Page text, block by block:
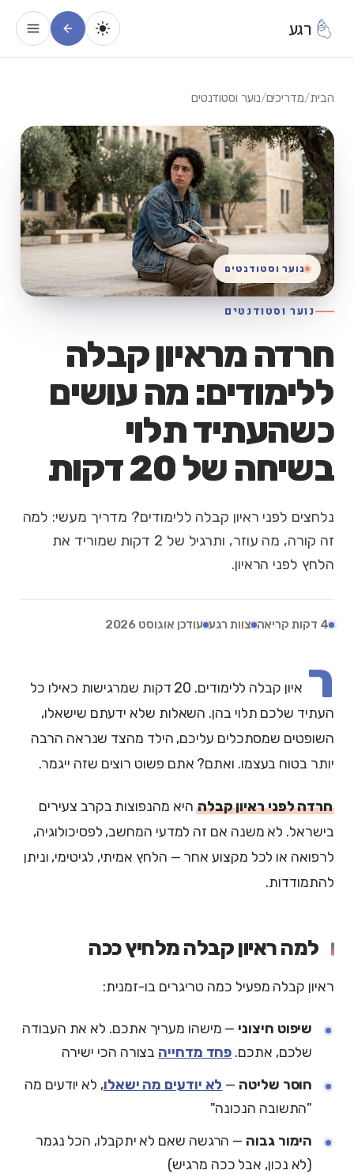
רגע
הבית/מדריכים/נוער וסטודנטים
נוער וסטודנטים
חרדה מראיון קבלה
ללימודים: מה עושים
כשהעתיד תלוי
בשיחה של 20 דקות
נלחצים לפני ראיון קבלה ללימודים? מדריך מעשי: למה
זה קורה, מה עוזר, ותרגיל של 2 דקות שמוריד את
הלחץ לפני הראיון.
4 דקות קריאה צוות רגע עודכן אוגוסט 2026
נוער וסטודנטים
ר
איון קבלה ללימודים. 20 דקות שמרגישות כאילו כל
העתיד שלכם תלוי בהן. השאלות שלא ידעתם שישאלו,
השופטים שמסתכלים עליכם, הילד מהצד שנראה הרבה
יותר בטוח בעצמו. ואתם? אתם פשוט רוצים שזה ייגמר.
חרדה לפני ראיון קבלההיא מהנפוצות בקרב צעירים
בישראל. לא משנה אם זה למדעי המחשב, לפסיכולוגיה,
לרפואה או לכל מקצוע אחר — הלחץ אמיתי, לגיטימי, וניתן
להתמודדות.
למה ראיון קבלה מלחיץ ככה
ראיון קבלה מפעיל כמה טריגרים בו-זמנית:
שיפוט חיצוני — מישהו מעריך אתכם. לא את העבודה
שלכם, אתכם. פחד מדחייה בצורה הכי ישירה
חוסר שליטה — לא יודעים מה ישאלו, לא יודעים מה
"התשובה הנכונה"
הימור גבוה — הרגשה שאם לא יתקבלו, הכל נגמר
(לא נכון, אבל ככה מרגיש)